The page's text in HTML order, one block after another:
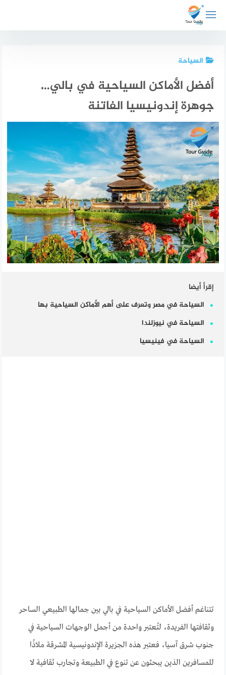
المحتوى
السياحة
أفضل الأماكن السياحية في بالي…
جوهرة إندونيسيا الفاتنة
إقرأ أيضا
السياحة في مصر وتعرف على أهم الأماكن السياحية بها
السياحة في نيوزلندا
السياحة في فينيسيا
تتناغم أفضل الأماكن السياحية في بالي بين جمالها الطبيعي الساحر
وثقافتها الفريدة، لتُعتبر واحدة من أجمل الوجهات السياحية في
جنوب شرق آسيا، فعتبر هذه الجزيرة الإندونيسية المشرقة ملاذًا
للمسافرين الذين يبحثون عن تنوع في الطبيعة وتجارب ثقافية لا